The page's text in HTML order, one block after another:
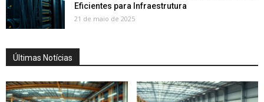
Eficientes para Infraestrutura
21 de maio de 2025
Últimas Notícias